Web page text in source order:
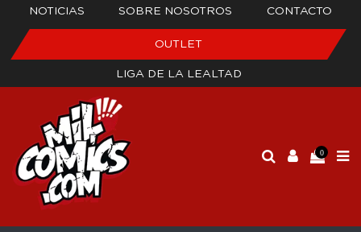
NOTICIAS SOBRE NOSOTROS CONTACTO
OUTLET
LIGA DE LA LEALTAD
0